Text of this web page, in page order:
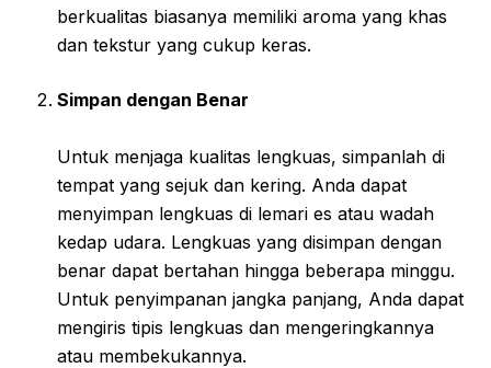
berkualitas biasanya memiliki aroma yang khas
dan tekstur yang cukup keras.
Simpan dengan Benar
Untuk menjaga kualitas lengkuas, simpanlah di
tempat yang sejuk dan kering. Anda dapat
menyimpan lengkuas di lemari es atau wadah
kedap udara. Lengkuas yang disimpan dengan
benar dapat bertahan hingga beberapa minggu.
Untuk penyimpanan jangka panjang, Anda dapat
mengiris tipis lengkuas dan mengeringkannya
atau membekukannya.